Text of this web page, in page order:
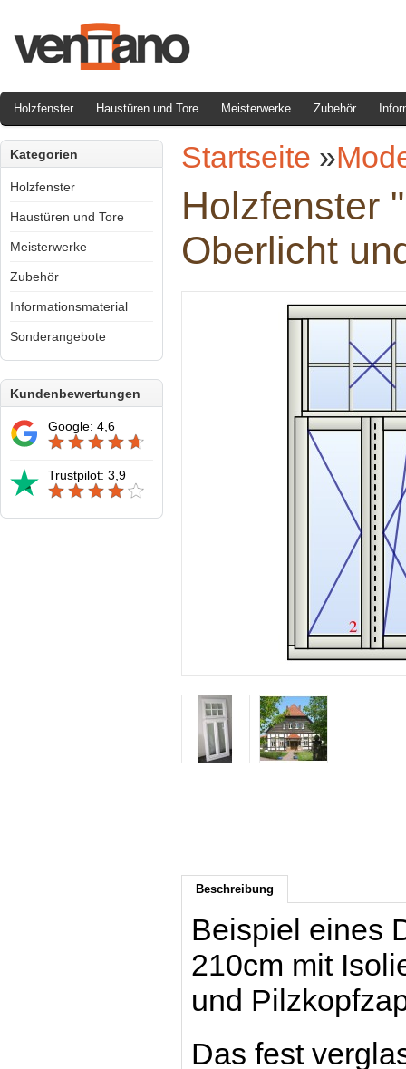
Holzfenster Haustüren und Tore Meisterwerke Zubehör
Kategorien
Holzfenster
Haustüren und Tore
Meisterwerke
Zubehör
Informationsmaterial
Sonderangebote
Kundenbewertungen
Google: 4,6
Trustpilot: 3,9
Startseite »
Holzfenster
Oberlicht
Beschreibung
Beispiel eines
210cm mit
und
Das fest